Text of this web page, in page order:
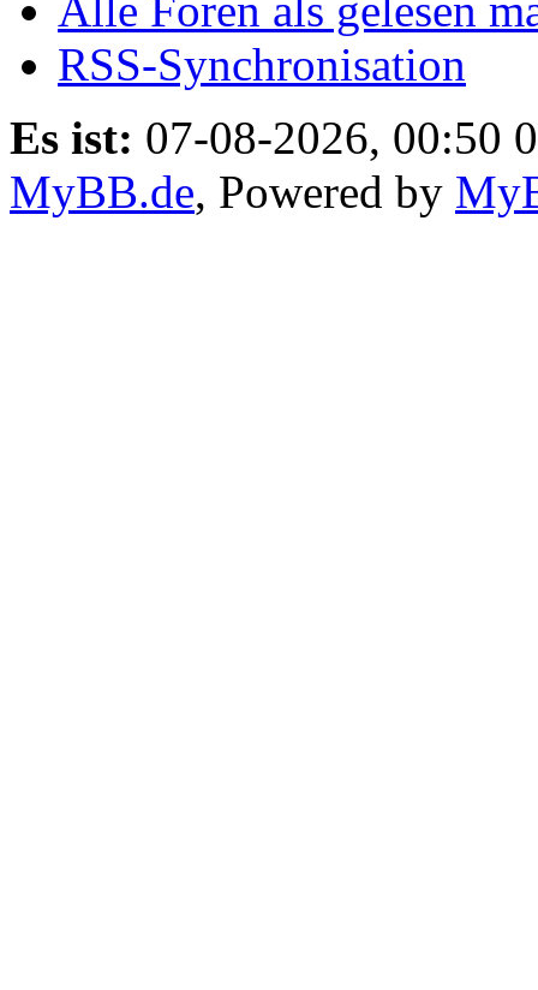
Alle Foren als gelesen
RSS-Synchronisation
Es ist: 07-08-2026, 00:50 0
MyBB.de, Powered by